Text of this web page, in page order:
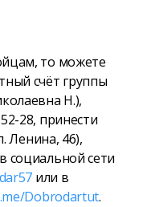
то можете
счёт группы
Н.),
28, принести
Ленина, 46),
социальной сети
или в
Dobrodartut.